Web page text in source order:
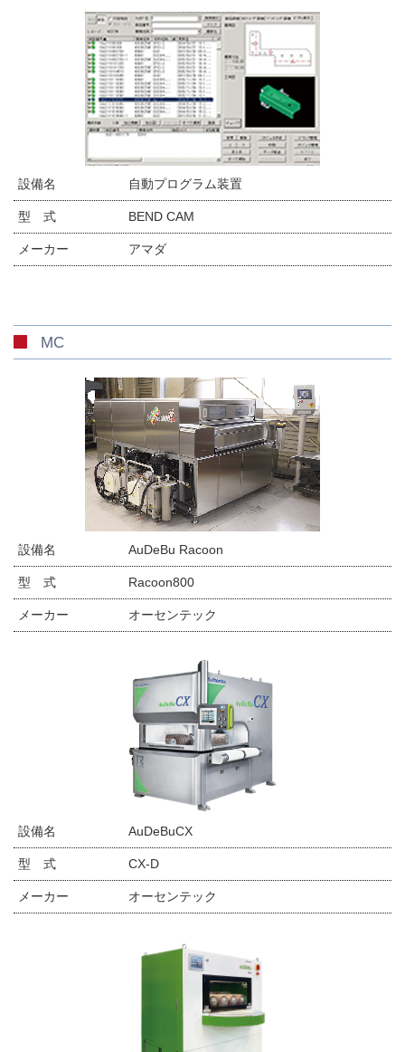
設備名 自動プログラム装置
型 式 BEND CAM
メーカー アマダ
MC
設備名 AuDeBu Racoon
型 式 Racoon800
メーカー オーセンテック
設備名 AuDeBuCX
型 式 CX-D
メーカー オーセンテック